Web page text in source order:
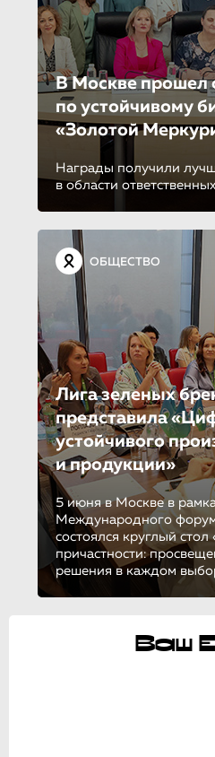
В Москве прошел
по устойчиво­му
«Золотой
Награды получили
в области
ОБЩЕСТВО
Лига зеленых
представила
устойчивого
и продукции»
5 июня в Москве в
Международного
состоялся круглый стол
причастности:
решения в каждом
Ваш